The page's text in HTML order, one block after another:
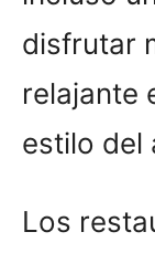
disfrutar
relajante
estilo del
Los